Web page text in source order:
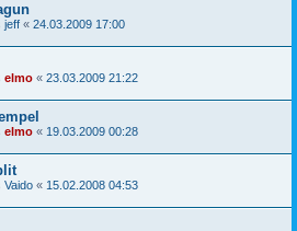
jeff « 24.03.2009 17:00
elmo « 23.03.2009 21:22
elmo « 19.03.2009 00:28
Vaido « 15.02.2008 04:53